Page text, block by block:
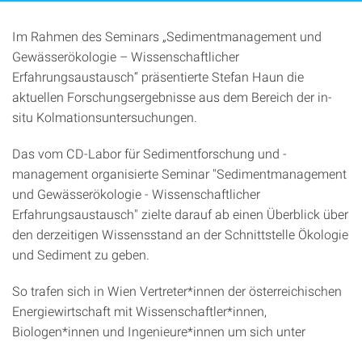
Im Rahmen des Seminars „Sedimentmanagement und
Gewässerökologie – Wissenschaftlicher
Erfahrungsaustausch“ präsentierte Stefan Haun die
aktuellen Forschungsergebnisse aus dem Bereich der in-
situ Kolmationsuntersuchungen.
Das vom CD-Labor für Sedimentforschung und -
management organisierte Seminar "Sedimentmanagement
und Gewässerökologie - Wissenschaftlicher
Erfahrungsaustausch" zielte darauf ab einen Überblick über
den derzeitigen Wissensstand an der Schnittstelle Ökologie
und Sediment zu geben.
So trafen sich in Wien Vertreter*innen der österreichischen
Energiewirtschaft mit Wissenschaftler*innen,
Biologen*innen und Ingenieure*innen um sich unter